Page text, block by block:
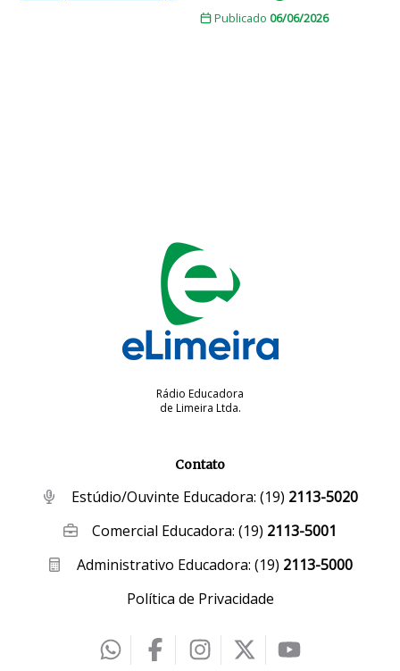
Publicado 06/06/2026
Rádio Educadora
de Limeira Ltda.
Contato
Estúdio/Ouvinte Educadora: (19) 2113-5020
Comercial Educadora:(19) 2113-5001
Administrativo Educadora: (19) 2113-5000
Política de Privacidade